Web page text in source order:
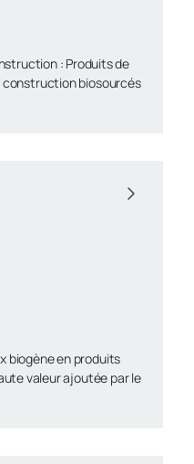
: Produits de
biosourcés
biogène en produits
valeur ajoutée par le